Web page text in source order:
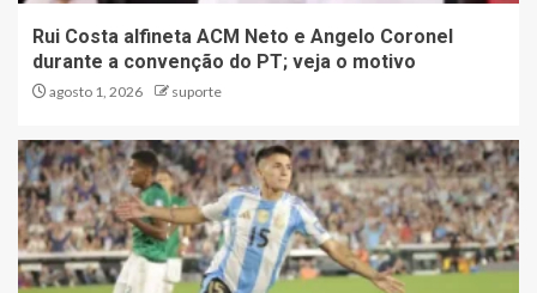
Rui Costa alfineta ACM Neto e Angelo Coronel
durante a convenção do PT; veja o motivo
agosto 1, 2026 suporte